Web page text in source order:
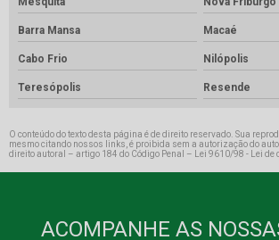
Barra Mansa Macaé
Cabo Frio Nilópolis
Teresópolis Resende
O conteúdo do texto desta página é de direito reservado. Sua
mesmo citando nossos links, é proibida sem a autorização do
direito autoral – artigo 184 do Código Penal –
Lei 9610/98 - Lei
ACOMPANHE AS